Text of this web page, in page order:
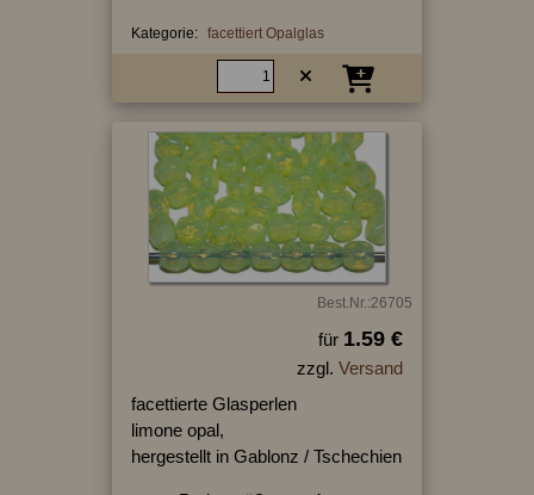
Kategorie: facettiert Opalglas
Best.Nr.:26705
für 1.59 €
zzgl. Versand
facettierte Glasperlen
limone opal,
hergestellt in Gablonz / Tschechien